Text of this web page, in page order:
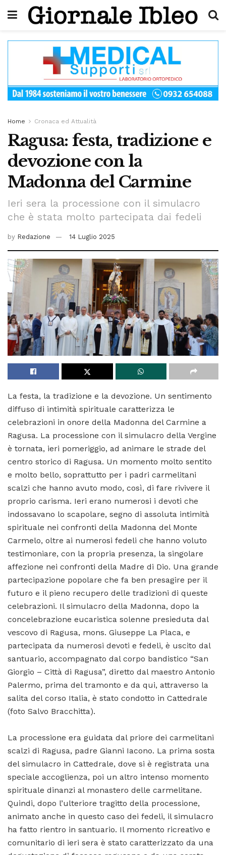
Home Cronaca ed Attualità
Ragusa: festa, tradizione e
devozione con la
Madonna del Carmine
Ieri sera la processione con il simulacro
che è stata molto partecipata dai fedeli
by Redazione 14 Luglio 2025
La festa, la tradizione e la devozione. Un sentimento
diffuso di intimità spirituale caratterizza le
celebrazioni in onore della Madonna del Carmine a
Ragusa. La processione con il simulacro della Vergine
è tornata, ieri pomeriggio, ad animare le strade del
centro storico di Ragusa. Un momento molto sentito
e molto bello, soprattutto per i padri carmelitani
scalzi che hanno avuto modo, così, di fare rivivere il
proprio carisma. Ieri erano numerosi i devoti che
indossavano lo scapolare, segno di assoluta intimità
spirituale nei confronti della Madonna del Monte
Carmelo, oltre ai numerosi fedeli che hanno voluto
testimoniare, con la propria presenza, la singolare
affezione nei confronti della Madre di Dio. Una grande
partecipazione popolare che fa ben presagire per il
futuro e il pieno recupero delle tradizioni di queste
celebrazioni. Il simulacro della Madonna, dopo la
concelebrazione eucaristica solenne presieduta dal
vescovo di Ragusa, mons. Giuseppe La Placa, e
partecipata da numerosi devoti e fedeli, è uscito dal
santuario, accompagnato dal corpo bandistico “San
Giorgio – Città di Ragusa”, diretto dal maestro Antonio
Palermo, prima del tramonto e da qui, attraverso la
salita del corso Italia, è stato condotto in Cattedrale
(foto Salvo Bracchitta).
La processione era guidata dal priore dei carmelitani
scalzi di Ragusa, padre Gianni Iacono. La prima sosta
del simulacro in Cattedrale, dove si è registrata una
speciale accoglienza, poi un altro intenso momento
spirituale dinanzi al monastero delle carmelitane.
Quindi, dopo l’ulteriore tragitto della processione,
animato anche in questo caso dei fedeli, il simulacro
ha fatto rientro in santuario. Il momento ricreativo e
comunitario di ieri sera è stato caratterizzato da una